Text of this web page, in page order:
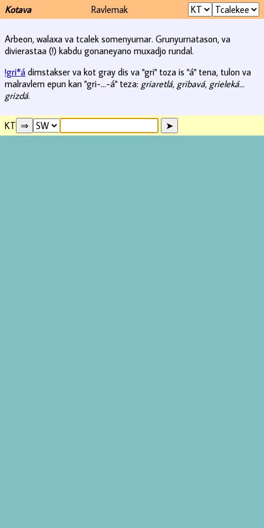
Kotava Ravlemak
Arbeon, walaxa va tcalek somenyurnar. Grunyurnatason, va
divierastaa (!) kabdu gonaneyano muxadjo rundal.
!gri*á dimstakser va kot gray dis va "gri" toza is "á" tena, tulon va
malravlem epun kan "gri-...-á" teza: griaretlá, gribavá, grieleká...
grizdá.
KT